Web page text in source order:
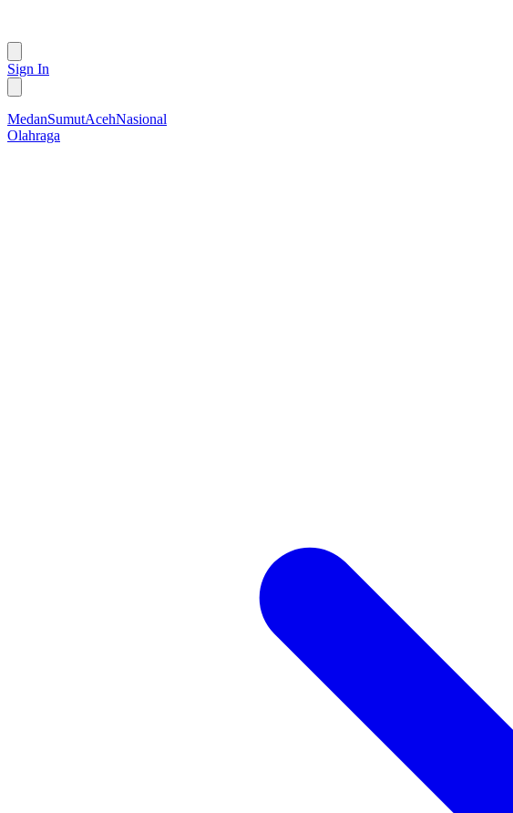
Sign In
MedanSumutAcehNasional
Olahraga